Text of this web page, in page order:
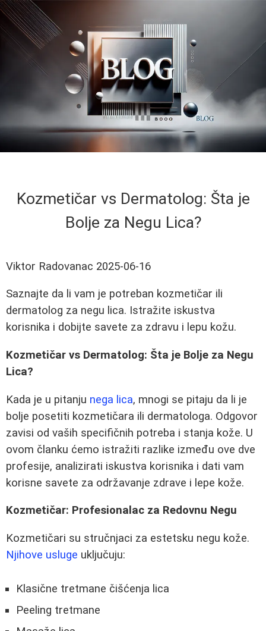
Kozmetičar vs Dermatolog: Šta je
Bolje za Negu Lica?
Viktor Radovanac 2025-06-16
Saznajte da li vam je potreban kozmetičar ili
dermatolog za negu lica. Istražite iskustva
korisnika i dobijte savete za zdravu i lepu kožu.
Kozmetičar vs Dermatolog: Šta je Bolje za Negu
Lica?
Kada je u pitanju nega lica, mnogi se pitaju da li je
bolje posetiti kozmetičara ili dermatologa. Odgovor
zavisi od vaših specifičnih potreba i stanja kože. U
ovom članku ćemo istražiti razlike između ove dve
profesije, analizirati iskustva korisnika i dati vam
korisne savete za održavanje zdrave i lepe kože.
Kozmetičar: Profesionalac za Redovnu Negu
Kozmetičari su stručnjaci za estetsku negu kože.
Njihove usluge uključuju:
Klasične tretmane čišćenja lica
Peeling tretmane